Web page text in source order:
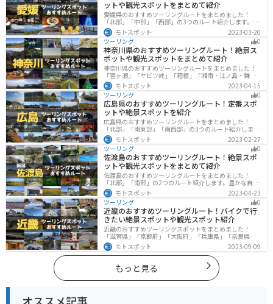
ットや観光スポットをまとめて紹介
愛媛県のおすすめツーリングルートをまとめました！
「北部」「中部」「西部」の3つのルート紹介します。山
や海といった自然だけでなく、気軽に渡れる島もあり
様々な楽しみ方ができます。バイクで愛媛県にツーリン
グに行く際は参考にしてください。
モトスポット
2023-03-20
ツーリング
0
神奈川県のおすすめツーリングルート！絶景ス
ポットや観光スポットをまとめて紹介
神奈川県のおすすめツーリングルートをまとめました！
「宮ヶ瀬」「ヤビツ峠」「箱根」「湘南・江ノ島・鎌
倉」「三浦」「みなとみらい」の6つのルート紹介しま
す。自然豊かなスポット、歴史ある観光名所、都市部で
楽しめるツーリングスポットまで多数あります。バイク
で神奈川県にツーリングに行く際は参考にしてくださ
い。
モトスポット
2023-04-15
ツーリング
0
広島県のおすすめツーリングルート！定番スポ
ットや絶景スポットを紹介
広島県のおすすめツーリングルートをまとめました！
「北部」「南東部」「南西部」の3つのルート紹介しま
す。自然豊かな山と海だけでなく、歴史的価値のある建
造物も多数あるので、飽きることなくツーリングを堪能
できます。バイクで広島県にツーリングに行く際は参考
にしてください。
モトスポット
2023-02-27
ツーリング
0
佐渡島のおすすめツーリングルート！絶景スポ
ットや観光スポットをまとめて紹介
佐渡島のおすすめツーリングルートをまとめました！
「北部」「南部」の2つのルート紹介します。豊かな自然
と歴史的なスポット、トキなどの貴重な動物を見られる
スポットが多数あります。バイクで佐渡島にツーリング
に行く際は参考にしてください。
モトスポット
2023-04-23
ツーリング
0
近畿のおすすめツーリングルート！バイクで行
きたい絶景スポットや観光スポット紹介
近畿のおすすめツーリングスポットをまとめました！
「滋賀県」「京都府」「大阪府」「兵庫県」「奈良県」
「和歌山」の各県の観光地紹介します。自然豊かな山々
や湖、温泉地が点在し、四季折々の景色を楽しめるスポ
ットが多数あります。バイクで近畿にツーリングに行く
際は参考にしてください。
モトスポット 2023-09-09
もっと見る